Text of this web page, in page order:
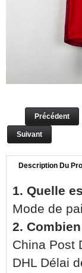
Précédent
Suivant
Description Du
1. Quelle
Mode de
2.
China Post
DHL Délai